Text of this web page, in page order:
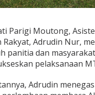
Parigi Moutong,
Rakyat, Adrudin Nur,
panitia dan
pelaksanaan
Adrudin